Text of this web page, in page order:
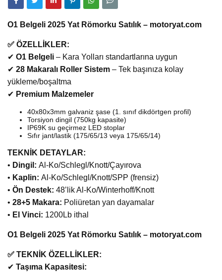
O1 Belgeli 2025 Yat Römorku Satılık – motoryat.com
✅ ÖZELLİKLER:
✔ O1 Belgeli – Kara Yolları standartlarına uygun
✔ 28 Makaralı Roller Sistem – Tek başınıza kolay
yükleme/boşaltma
✔ Premium Malzemeler
40x80x3mm galvaniz şase (1. sınıf dikdörtgen profil)
Torsiyon dingil (750kg kapasite)
IP69K su geçirmez LED stoplar
Sıfır jant/lastik (175/65/13 veya 175/65/14)
TEKNİK DETAYLAR:
• Dingil: Al-Ko/Schlegl/Knott/Çayırova
• Kaplin: Al-Ko/Schlegl/Knott/SPP (frensiz)
• Ön Destek: 48’lik Al-Ko/Winterhoff/Knott
• 28+5 Makara: Poliüretan yan dayamalar
• El Vinci: 1200Lb ithal
O1 Belgeli 2025 Yat Römorku Satılık – motoryat.com
✅ TEKNİK ÖZELLİKLER:
✔ Taşıma Kapasitesi: